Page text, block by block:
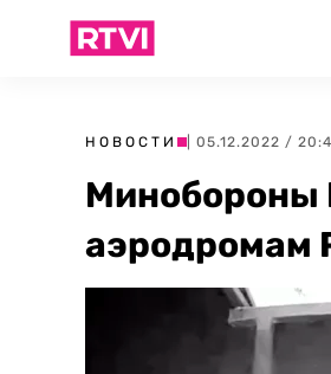
НОВОСТИ | 05.12.2022 /
Минобороны
аэродромам